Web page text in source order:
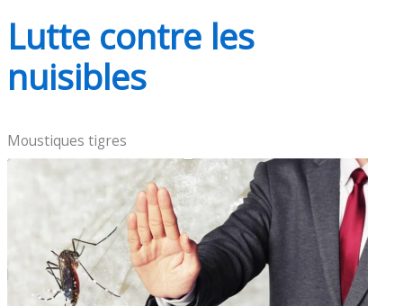
Lutte contre les
nuisibles
Moustiques tigres